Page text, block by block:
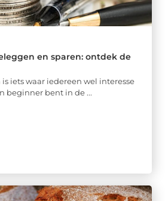
en sparen: ontdek de
iets waar iedereen wel interesse
beginner bent in de ...